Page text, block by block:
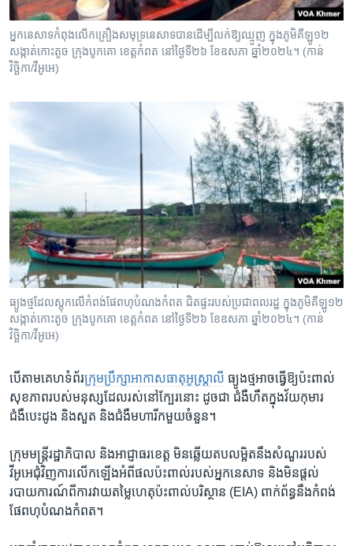
អ្នកនេសាទកំពុងលើកគ្រឿងសមុទ្រនេសាទបានដើម្បីលក់ឱ្យឈ្មួញ ក្នុងភូមិគីឡូ១២
សង្កាត់កោះតូច ក្រុងបូកគោ ខេត្តកំពត នៅថ្ងៃទី២៦ ខែឧសភា ឆ្នាំ២០២៤។ (កាន់
វិច្ឆិកា/វីអូអេ)
ធ្យូងថ្មដែលស្តុកលើកំពង់ផែពហុបំណងកំពត ជិតផ្ទះរបស់ប្រជាពលរដ្ឋ ក្នុងភូមិគីឡូ១២
សង្កាត់កោះតូច ក្រុងបូកគោ ខេត្តកំពត នៅថ្ងៃទី២៦ ខែឧសភា ឆ្នាំ២០២៤។ (កាន់
វិច្ឆិកា/វីអូអេ)
បើតាម​គេហទំព័រ​ក្រុមប្រឹក្សាអាកាសធាតុ​អូស្រ្តាលី ធ្យូង​ថ្ម​អាច​ធ្វើ​ឱ្យ​ប៉ះពាល់​
សុខភាព​របស់​មនុស្ស​ដែល​រស់​នៅ​ក្បែរ​នោះ ដូចជា ជំងឺហឺតក្នុងវ័យកុមារ
ជំងឺបេះដូង និងសួត និងជំងឺ​មហារីក​មួយ​ចំនួន។
ក្រុម​ម​ន្រ្តី​រដ្ឋាភិបាល​ និង​អាជ្ញាធរ​ខេត្ត​ មិន​ឆ្លើយ​តប​លម្អិតនឹង​សំណួរ​របស់​
វីអូអេ​ជុំវិញ​ការលើក​ឡើង​អំពី​ផល​ប៉ះពាល់របស់​អ្នកនេសាទ និង​មិន​ផ្តល់​
របាយការណ៍​ពី​ការវាយ​តម្លៃ​ហេតុ​ប៉ះពាល់​បរិស្ថាន (EIA) ពាក់ព័ន្ធ​នឹង​កំពង់​
ផែ​ពហុ​បំណង​កំពត។